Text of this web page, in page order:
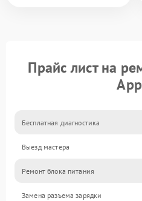
Прайс лист на
Бесплатная диагностика
Выезд мастера
Ремонт блока питания
Замена разъема зарядки